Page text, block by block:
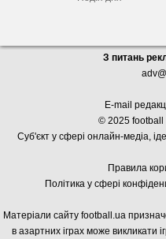
З питань
E-mail
© 2025 football
Суб'єкт у сфері онлайн-медіа, і
Правила
Політика у сфері
Матеріали сайту football.ua
в азартних іграх може викликати